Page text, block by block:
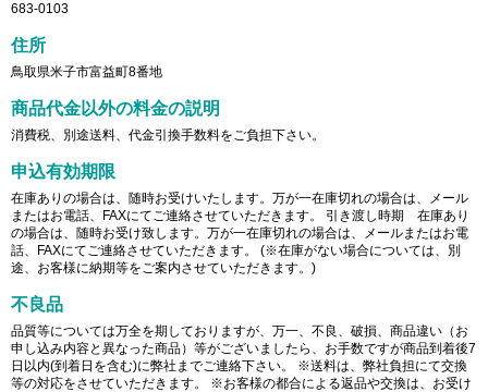
683-0103
住所
鳥取県米子市富益町8番地
商品代金以外の料金の説明
消費税、別途送料、代金引換手数料をご負担下さい。
申込有効期限
在庫ありの場合は、随時お受けいたします。万が一在庫切れの場合は、メール
またはお電話、FAXにてご連絡させていただきます。 引き渡し時期 在庫あり
の場合は、随時お受け致します。万が一在庫切れの場合は、メールまたはお電
話、FAXにてご連絡させていただきます。 (※在庫がない場合については、別
途、お客様に納期等をご案内させていただきます。)
不良品
品質等については万全を期しておりますが、万一、不良、破損、商品違い（お
申し込み内容と異なった商品）等がございましたら、お手数ですが商品到着後7
日以内(到着日を含む)に弊社までご連絡下さい。 ※送料は、弊社負担にて交換
等の対応をさせていただきます。 ※お客様の都合による返品や交換は、お受け